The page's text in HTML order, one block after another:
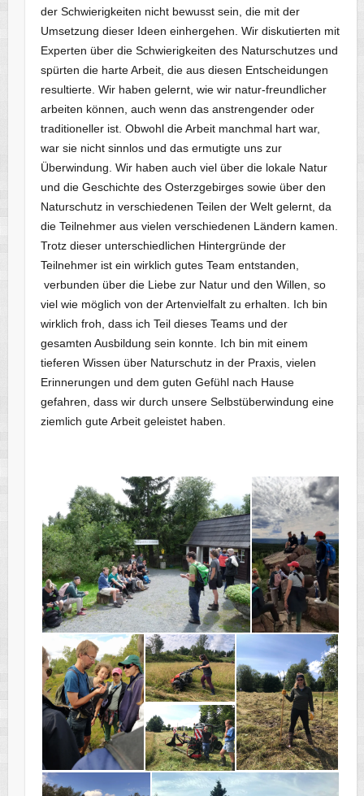
der Schwierigkeiten nicht bewusst sein, die mit der
Umsetzung dieser Ideen einhergehen. Wir diskutierten mit
Experten über die Schwierigkeiten des Naturschutzes und
spürten die harte Arbeit, die aus diesen Entscheidungen
resultierte. Wir haben gelernt, wie wir natur-freundlicher
arbeiten können, auch wenn das anstrengender oder
traditioneller ist. Obwohl die Arbeit manchmal hart war,
war sie nicht sinnlos und das ermutigte uns zur
Überwindung. Wir haben auch viel über die lokale Natur
und die Geschichte des Osterzgebirges sowie über den
Naturschutz in verschiedenen Teilen der Welt gelernt, da
die Teilnehmer aus vielen verschiedenen Ländern kamen.
Trotz dieser unterschiedlichen Hintergründe der
Teilnehmer ist ein wirklich gutes Team entstanden,
verbunden über die Liebe zur Natur und den Willen, so
viel wie möglich von der Artenvielfalt zu erhalten. Ich bin
wirklich froh, dass ich Teil dieses Teams und der
gesamten Ausbildung sein konnte. Ich bin mit einem
tieferen Wissen über Naturschutz in der Praxis, vielen
Erinnerungen und dem guten Gefühl nach Hause
gefahren, dass wir durch unsere Selbstüberwindung eine
ziemlich gute Arbeit geleistet haben.